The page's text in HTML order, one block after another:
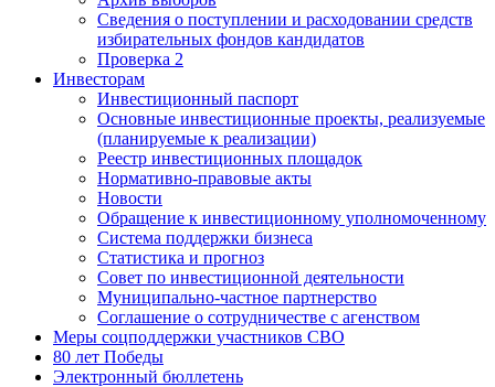
Сведения о поступлении и расходовании средств
избирательных фондов кандидатов
Проверка 2
Инвесторам
Инвестиционный паспорт
Основные инвестиционные проекты, реализуемые
(планируемые к реализации)
Реестр инвестиционных площадок
Нормативно-правовые акты
Новости
Обращение к инвестиционному уполномоченному
Система поддержки бизнеса
Статистика и прогноз
Совет по инвестиционной деятельности
Муниципально-частное партнерство
Соглашение о сотрудничестве с агенством
Меры соцподдержки участников СВО
80 лет Победы
Электронный бюллетень